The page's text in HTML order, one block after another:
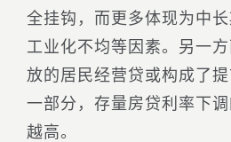
全挂钩，而更多体现为中
工业化不均等因素。另一
放的居民经营贷或构成了
一部分，存量房贷利率下
越高。